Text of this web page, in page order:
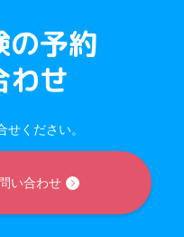
の予約
わせ
ください。
い合わせ